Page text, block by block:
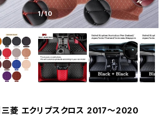
1/10
三菱 エクリプスクロス 2017〜2020